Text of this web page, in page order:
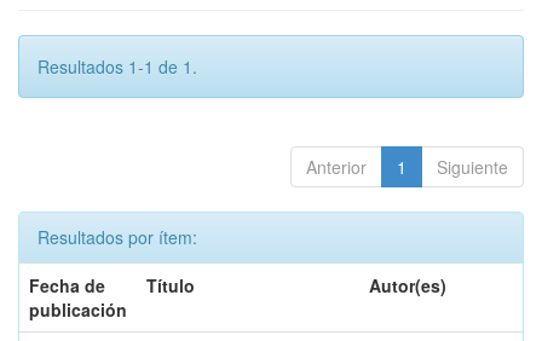
Resultados 1-1 de 1.
Anterior 1 Siguiente
Resultados por ítem:
Fecha de
publicación
Título Autor(es)